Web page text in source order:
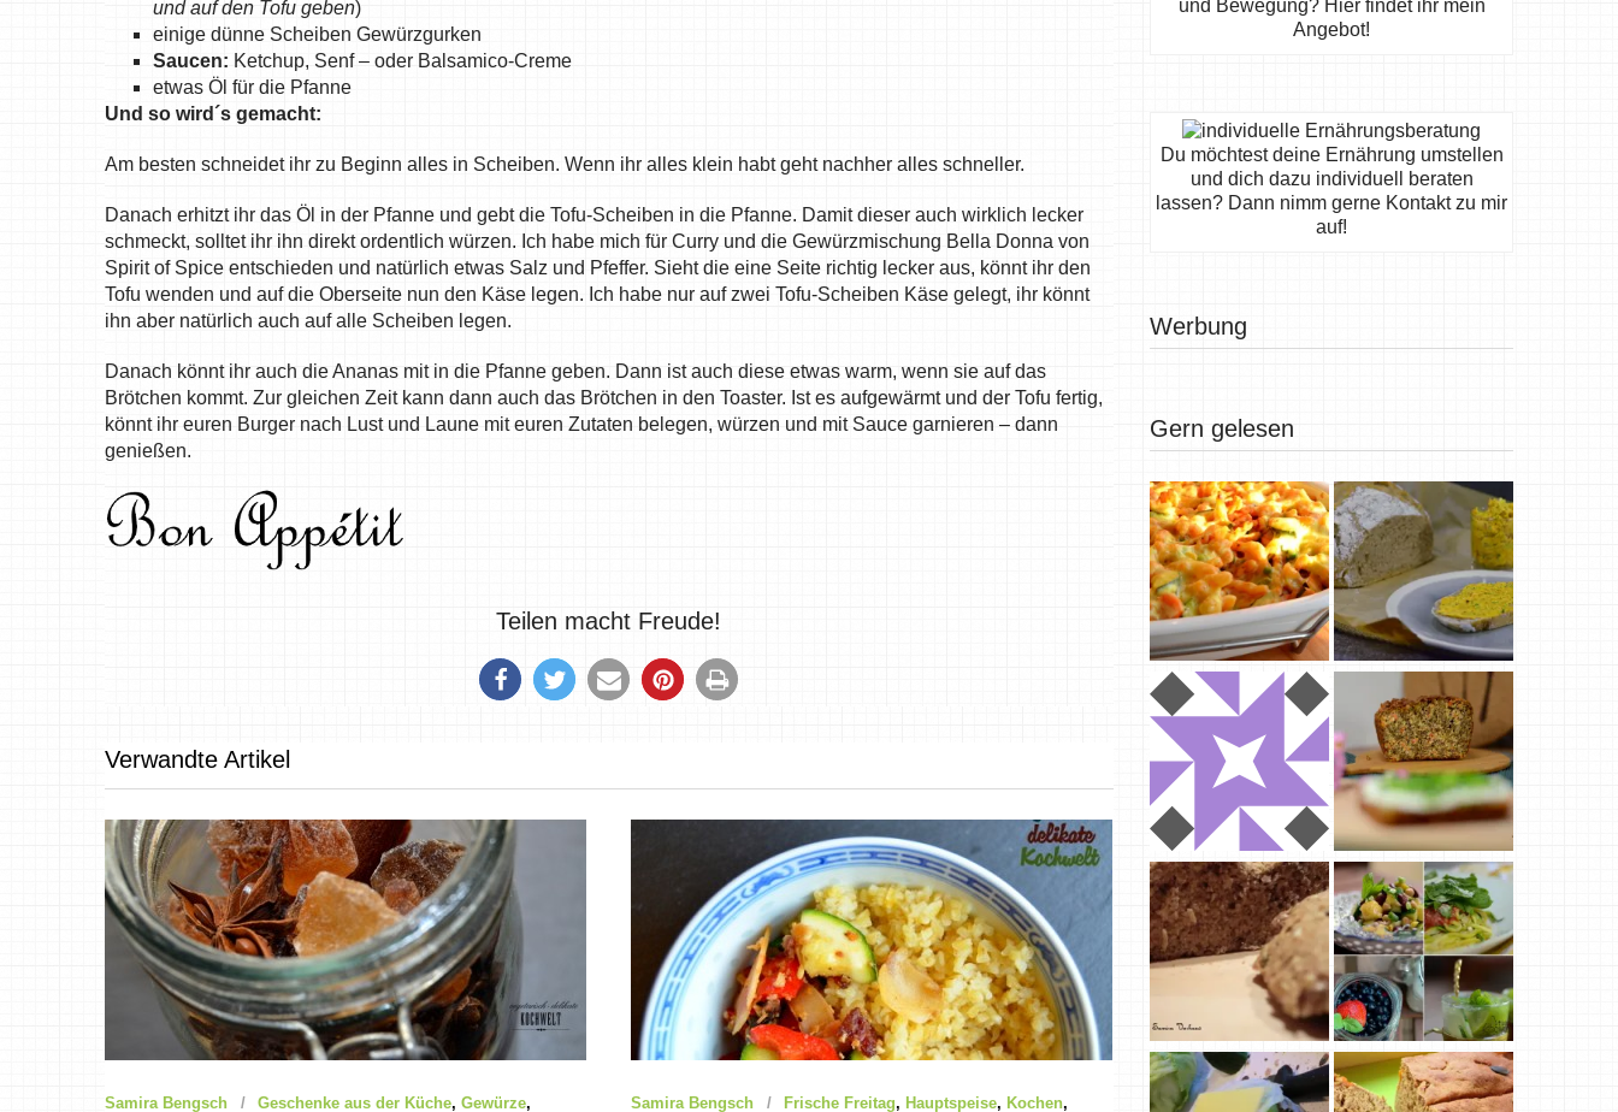
und auf den Tofu geben)
einige dünne Scheiben Gewürzgurken
Saucen: Ketchup, Senf – oder Balsamico-Creme
etwas Öl für die Pfanne
Und so wird´s gemacht:
Am besten schneidet ihr zu Beginn alles in Scheiben. Wenn ihr alles klein habt geht nachher alles schneller.
Danach erhitzt ihr das Öl in der Pfanne und gebt die Tofu-Scheiben in die Pfanne. Damit dieser auch wirklich lecker
schmeckt, solltet ihr ihn direkt ordentlich würzen. Ich habe mich für Curry und die Gewürzmischung Bella Donna von
Spirit of Spice entschieden und natürlich etwas Salz und Pfeffer. Sieht die eine Seite richtig lecker aus, könnt ihr den
Tofu wenden und auf die Oberseite nun den Käse legen. Ich habe nur auf zwei Tofu-Scheiben Käse gelegt, ihr könnt
ihn aber natürlich auch auf alle Scheiben legen.
Danach könnt ihr auch die Ananas mit in die Pfanne geben. Dann ist auch diese etwas warm, wenn sie auf das
Brötchen kommt. Zur gleichen Zeit kann dann auch das Brötchen in den Toaster. Ist es aufgewärmt und der Tofu fertig,
könnt ihr euren Burger nach Lust und Laune mit euren Zutaten belegen, würzen und mit Sauce garnieren – dann
genießen.
Teilen macht Freude!
Verwandte Artikel
Samira Bengsch Geschenke aus der Küche, Gewürze,
Samira Bengsch Frische Freitag, Hauptspeise, Kochen,
und Bewegung? Hier findet ihr mein
Angebot!
Du möchtest deine Ernährung umstellen
und dich dazu individuell beraten
lassen? Dann nimm gerne Kontakt zu mir
auf!
Werbung
Gern gelesen